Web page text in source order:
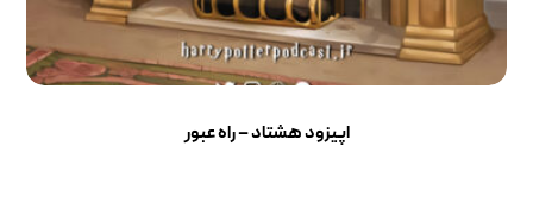
اپیزود هشتاد – راه عبور